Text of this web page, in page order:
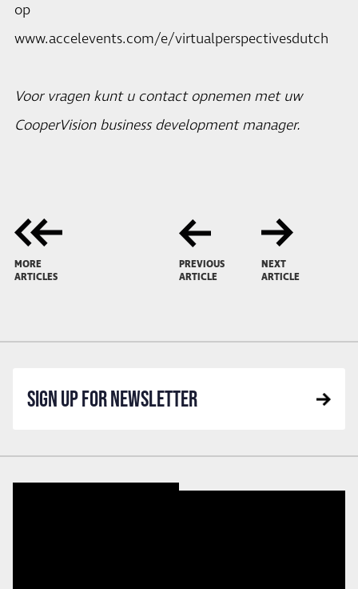
op
www.accelevents.com/e/virtualperspectivesdutch
Voor vragen kunt u contact opnemen met uw
CooperVision business development manager.
MORE
ARTICLES
PREVIOUS
ARTICLE
NEXT
ARTICLE
SIGN UP FOR NEWSLETTER